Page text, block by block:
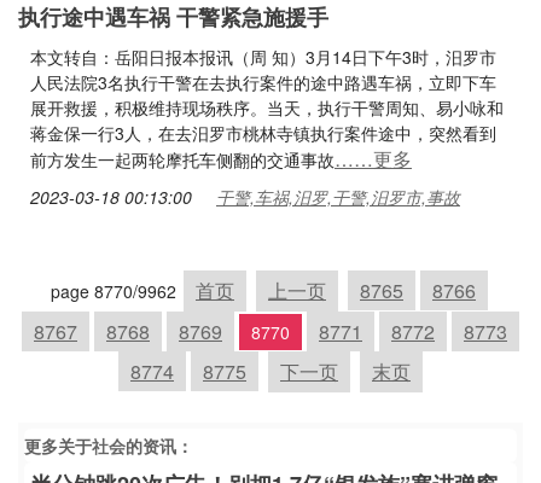
执行途中遇车祸 干警紧急施援手
本文转自：岳阳日报本报讯（周 知）3月14日下午3时，汨罗市
人民法院3名执行干警在去执行案件的途中路遇车祸，立即下车
展开救援，积极维持现场秩序。当天，执行干警周知、易小咏和
蒋金保一行3人，在去汨罗市桃林寺镇执行案件途中，突然看到
前方发生一起两轮摩托车侧翻的交通事故……更多
2023-03-18 00:13:00 干警,车祸,汨罗,干警,汨罗市,事故
page 8770/9962 首页 上一页 8765
8766
8767
8768 8769 8770 8771 8772
8773
8774
8775 下一页 末页
更多关于社会的资讯：